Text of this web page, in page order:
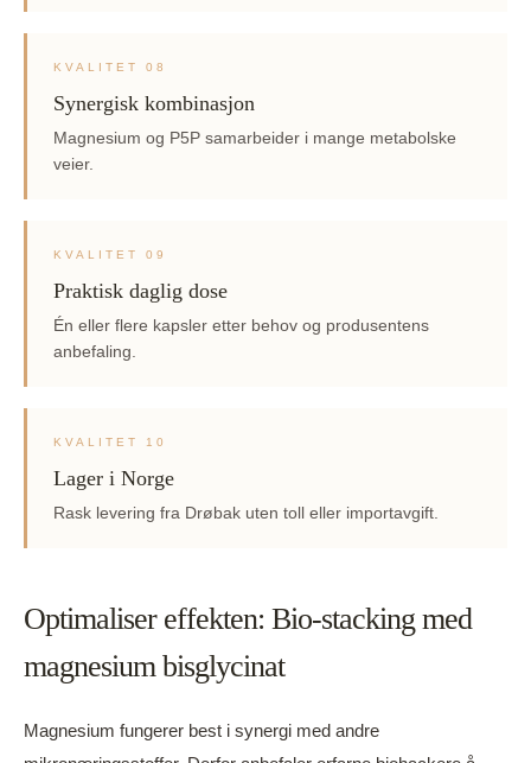
KVALITET 08
Synergisk kombinasjon
Magnesium og P5P samarbeider i mange metabolske
veier.
KVALITET 09
Praktisk daglig dose
Én eller flere kapsler etter behov og produsentens
anbefaling.
KVALITET 10
Lager i Norge
Rask levering fra Drøbak uten toll eller importavgift.
Optimaliser effekten: Bio-stacking med
magnesium bisglycinat
Magnesium fungerer best i synergi med andre